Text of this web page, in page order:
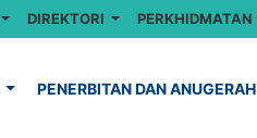
DIREKTORI PERKHIDMATAN
PENERBITAN DAN ANUGERAH